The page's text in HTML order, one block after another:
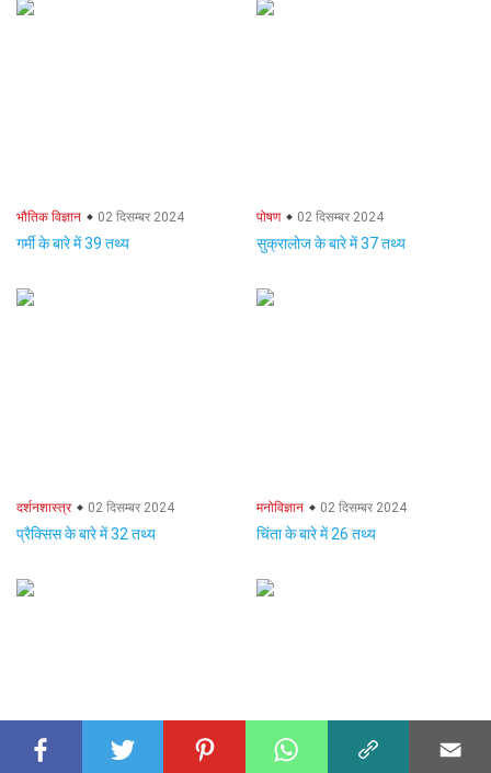
भौतिक विज्ञान 02 दिसम्बर 2024
गर्मी के बारे में 39 तथ्य
पोषण 02 दिसम्बर 2024
सुक्रालोज के बारे में 37 तथ्य
दर्शनशास्त्र 02 दिसम्बर 2024
प्रैक्सिस के बारे में 32 तथ्य
मनोविज्ञान 02 दिसम्बर 2024
चिंता के बारे में 26 तथ्य